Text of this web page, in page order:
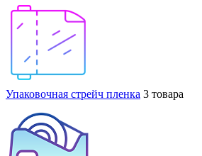
Упаковочная стрейч пленка 3 товара